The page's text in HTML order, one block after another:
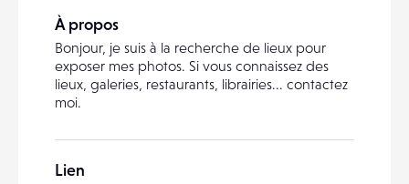
DESTINATAIRE
VOTRE
À propos
Bonjour, je suis à la recherche de lieux pour
exposer mes photos. Si vous connaissez des
lieux, galeries, restaurants, librairies... contactez
moi.
Lien